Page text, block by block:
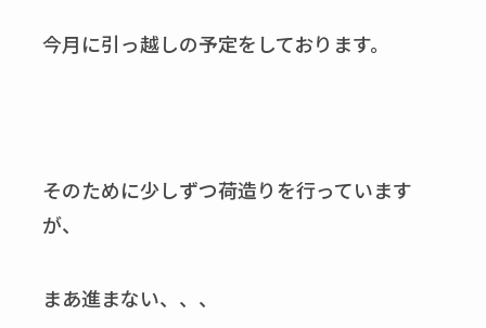
今月に引っ越しの予定をしております。
そのために少しずつ荷造りを行っています
が、
まあ進まない、、、